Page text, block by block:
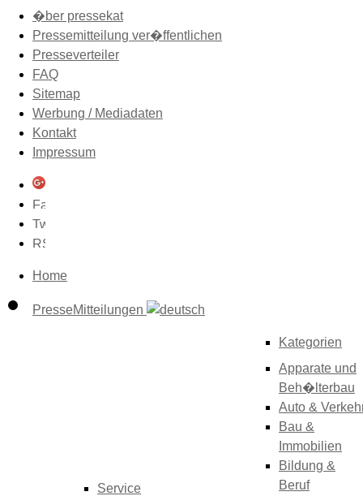
�ber pressekat
Pressemitteilung ver�ffentlichen
Presseverteiler
FAQ
Sitemap
Werbung / Mediadaten
Kontakt
Impressum
Home
PresseMitteilungen
Service
Kategorien
Apparate und
Beh�lterbau
Auto &
Bau &
Immobilien
Bildung &
Beruf